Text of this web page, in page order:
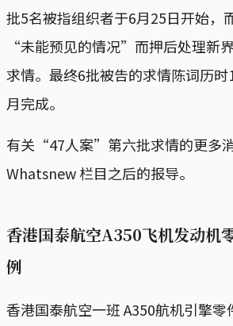
批5名被指组织者于6月25日开始，
“未能预见的情况”而押后处理新
求情。最终6批被告的求情陈词历
月完成。
有关“47人案”第六批求情的更多
Whatsnew 栏目之后的报导。
香港国泰航空A350飞机发动机
例
香港国泰航空一班 A350航机引擎